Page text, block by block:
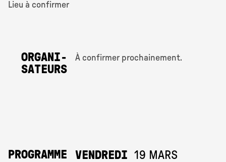
Lieu à confirmer
ORGANI­
SATEURS
À confirmer prochainement.
PROGRAMME VENDREDI 19 MARS